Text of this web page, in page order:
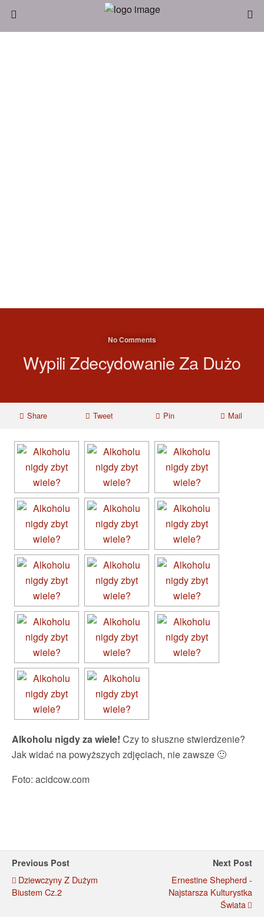
No Comments
Wypili Zdecydowanie Za Dużo
Share Tweet Pin Mail
Alkoholu nigdy za wiele! Czy to słuszne stwierdzenie?
Jak widać na powyższych zdjęciach, nie zawsze 🙂
Foto: acidcow.com
Previous Post
Dziewczyny Z Dużym
Biustem Cz.2
Next Post
Ernestine Shepherd -
Najstarsza Kulturystka
Świata